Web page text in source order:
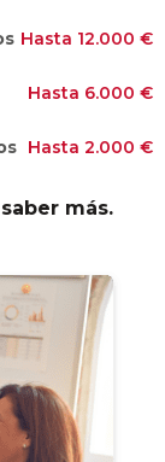
Hasta 12.000 €
Hasta 6.000 €
Hasta 2.000 €
más.